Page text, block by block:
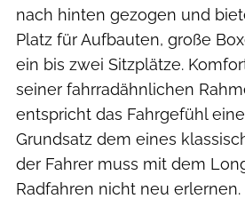
nach hinten gezogen und
Platz für Aufbauten, große
ein bis zwei Sitzplätze.
seiner fahrradähnlichen
entspricht das Fahrgefühl
Grundsatz dem eines
der Fahrer muss mit dem
Radfahren nicht neu